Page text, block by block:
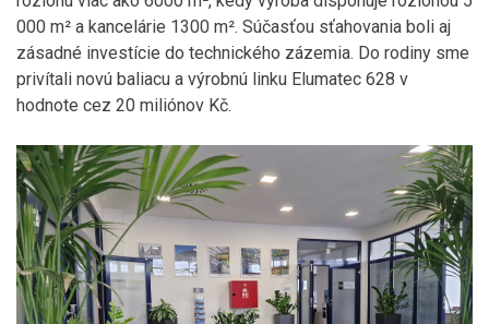
000 m² a kancelárie 1300 m². Súčasťou sťahovania boli aj
zásadné investície do technického zázemia. Do rodiny sme
privítali novú baliacu a výrobnú linku Elumatec 628 v
hodnote cez 20 miliónov Kč.